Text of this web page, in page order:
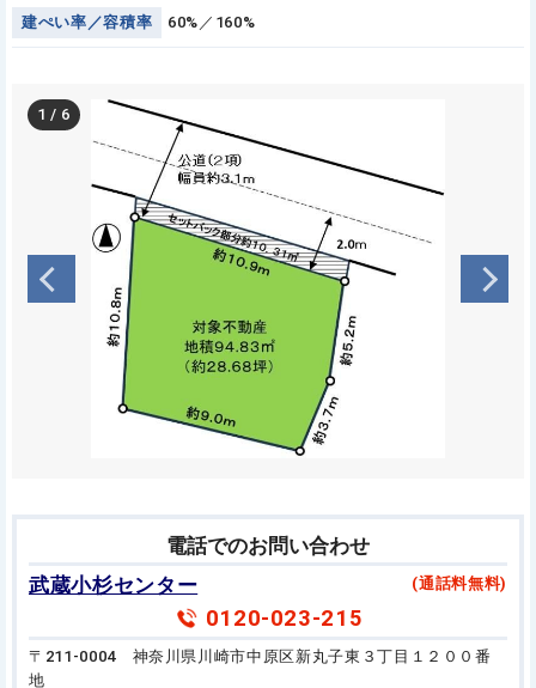
建ぺい率 ／容積率 60%／160%
1 / 6
電話でのお問い合わせ
武蔵小杉センター
(通話料無料)
0120-023-215
〒211-0004 神奈川県川崎市中原区新丸子東３丁目１２００番
地